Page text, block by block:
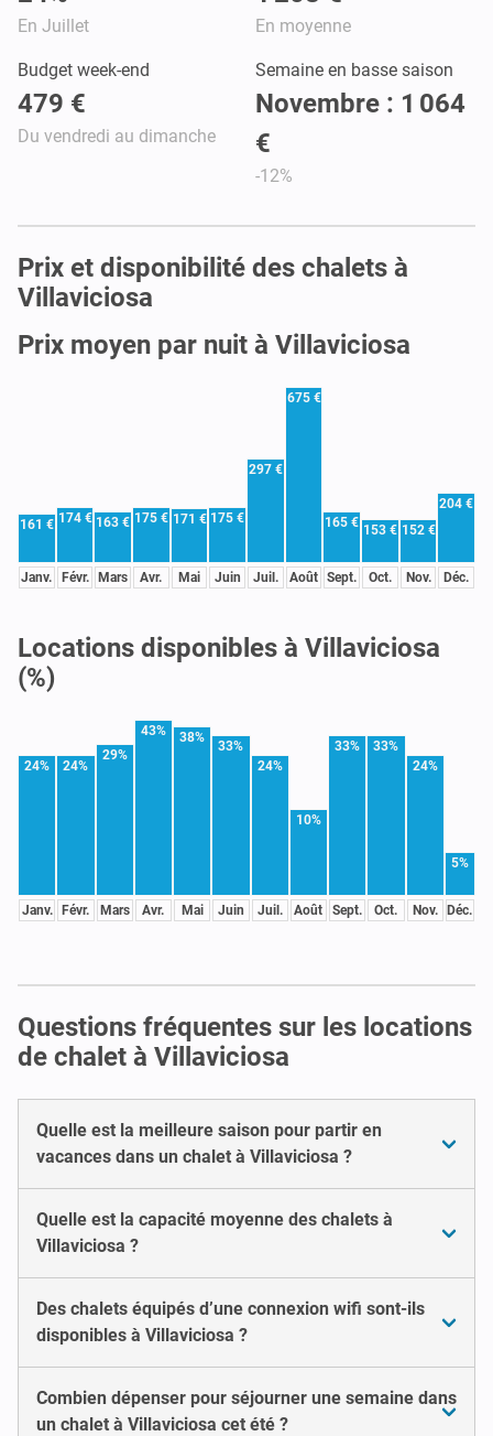
En Juillet En moyenne
Budget week-end
479 €
Du vendredi au dimanche
Semaine en basse saison
Novembre : 1 064
€
-12%
Prix et disponibilité des chalets à
Villaviciosa
Prix moyen par nuit à Villaviciosa
161 €
Janv.
174 €
Févr.
163 €
Mars
175 €
Avr.
171 €
Mai
175 €
Juin
297 €
Juil.
675 €
Août
165 €
Sept.
153 €
Oct.
152 €
Nov.
204 €
Déc.
Locations disponibles à Villaviciosa
(%)
24%
Janv.
24%
Févr.
29%
Mars
43%
Avr.
38%
Mai
33%
Juin
24%
Juil.
10%
Août
33%
Sept.
33%
Oct.
24%
Nov.
5%
Déc.
Questions fréquentes sur les locations
de chalet à Villaviciosa
Quelle est la meilleure saison pour partir en
vacances dans un chalet à Villaviciosa ?
Quelle est la capacité moyenne des chalets à
Villaviciosa ?
Des chalets équipés d’une connexion wifi sont-ils
disponibles à Villaviciosa ?
Combien dépenser pour séjourner une semaine dans
un chalet à Villaviciosa cet été ?